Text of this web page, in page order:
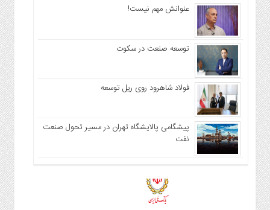
عنوانش مهم نیست!
توسعه صنعت در سکوت
فولاد شاهرود روی ریل توسعه
پیشگامی پالایشگاه تهران در مسیر تحول صنعت
نفت